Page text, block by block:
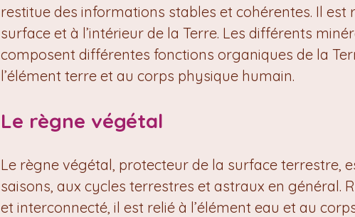
restitue des informations stables et cohérentes. Il est
surface et à l’intérieur de la Terre. Les différents
composent différentes fonctions organiques de la
l’élément terre et au corps physique humain.
Le règne végétal
Le règne végétal, protecteur de la surface terrestre,
saisons, aux cycles terrestres et astraux en général.
et interconnecté, il est relié à l’élément eau et au